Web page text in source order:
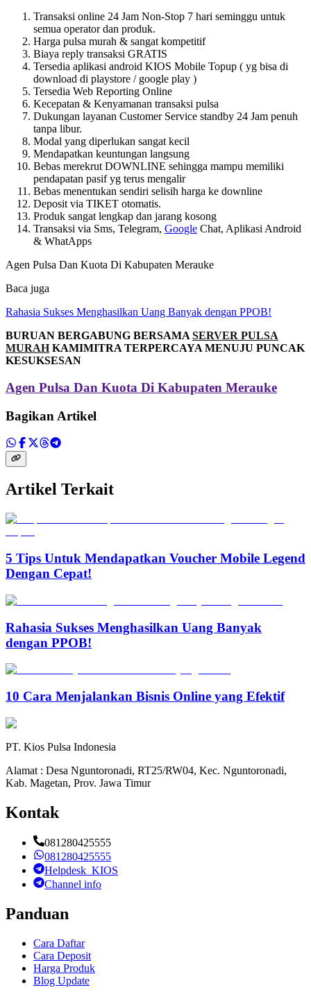
Transaksi online 24 Jam Non-Stop 7 hari seminggu untuk
semua operator dan produk.
Harga pulsa murah & sangat kompetitif
Biaya reply transaksi GRATIS
Tersedia aplikasi android KIOS Mobile Topup ( yg bisa di
download di playstore / google play )
Tersedia Web Reporting Online
Kecepatan & Kenyamanan transaksi pulsa
Dukungan layanan Customer Service standby 24 Jam penuh
tanpa libur.
Modal yang diperlukan sangat kecil
Mendapatkan keuntungan langsung
Bebas merekrut DOWNLINE sehingga mampu memiliki
pendapatan pasif yg terus mengalir
Bebas menentukan sendiri selisih harga ke downline
Deposit via TIKET otomatis.
Produk sangat lengkap dan jarang kosong
Transaksi via Sms, Telegram, Google Chat, Aplikasi Android
& WhatApps
Agen Pulsa Dan Kuota Di Kabupaten Merauke
Baca juga
Rahasia Sukses Menghasilkan Uang Banyak dengan PPOB!
BURUAN BERGABUNG BERSAMA SERVER PULSA
MURAHKAMIMITRA TERPERCAYA MENUJU PUNCAK
KESUKSESAN
Agen Pulsa Dan Kuota Di Kabupaten Merauke
Bagikan Artikel
Artikel Terkait
5 Tips Untuk Mendapatkan Voucher Mobile Legend
Dengan Cepat!
Rahasia Sukses Menghasilkan Uang Banyak
dengan PPOB!
10 Cara Menjalankan Bisnis Online yang Efektif
PT. Kios Pulsa Indonesia
Alamat : Desa Nguntoronadi, RT25/RW04, Kec. Nguntoronadi,
Kab. Magetan, Prov. Jawa Timur
Kontak
081280425555
081280425555
Helpdesk_KIOS
Channel info
Panduan
Cara Daftar
Cara Deposit
Harga Produk
Blog Update